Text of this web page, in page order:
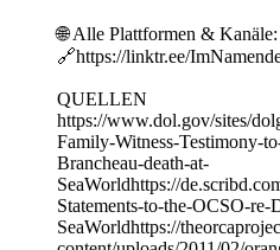
🌐 Alle Plattformen & Kanäle:
🔗https://linktr.ee/
QUELLEN
https://www.dol.gov/sites/
Family-Witness-Testimony-
Brancheau-death-at-
SeaWorldhttps://
Statements-to-the-OCSO-
SeaWorldhttps://